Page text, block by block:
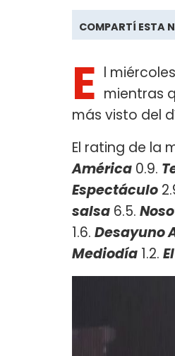
COMPARTÍ ESTA
E l
mientras
más visto del
El rating de la
América 0.9.
Espectáculo
salsa 6.5.
1.6. Desayuno
Mediodía 1.2.